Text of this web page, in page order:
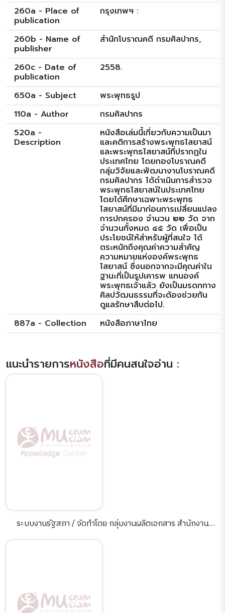
260a - Place of
publication
กรุงเทพฯ :
260b - Name of
publisher
สำนักโบราณคดี กรมศิลปากร,
260c - Date of
publication
2558.
650a - Subject
พระพุทธรูป
110a - Author
กรมศิลปากร
520a -
Description
หนังสือเล่มนี้เกี่ยวกับความเป็นมา
และคติการสร้างพระพุทธไสยาสน์
และพระพุทธไสยาสน์ที่ปรากฏใน
ประเทศไทย โดยกองโบราณคดี
กลุ่มวิจัยและพัฒนางานโบราณคดี
กรมศิลปากร ได้ดำเนินการสำรวจ
พระพุทธไสยาสน์ในประเทศไทย
โดยได้ศึกษาเฉพาะพระพุทธ
ไสยาสน์ที่มีมาก่อนการเปลี่ยนแปลง
การปกครอง จำนวน ๒๒ วัด จาก
จำนวนทั้งหมด ๔๕ วัด เพื่อเป็น
ประโยชน์ให้สำหรับผู้ที่สนใจ ได้
ตระหนักถึงคุณค่าความสำคัญ
ความหมายแห่งองค์พระพุทธ
ไสยาสน์ ซึ่งนอกจากจะมีคุณค่าใน
ฐานะที่เป็นรูปเคารพ แทนองค์
พระพุทธเจ้าแล้ว ยังเป็นมรดกทาง
ศิลปวัฒนธรรมที่จะต้องช่วยกัน
ดูแลรักษาสืบต่อไป.
887a - Collection
หนังสือภาษาไทย
แนะนำรายการหนังสือที่มีคนสนใจอ่าน :
ระบบงานรัฐสภา / จัดทำโดย กลุ่มงานผลิตเอกสาร สำนักงาน